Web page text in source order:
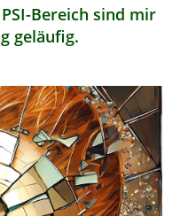
Bereich sind mir
geläufig.